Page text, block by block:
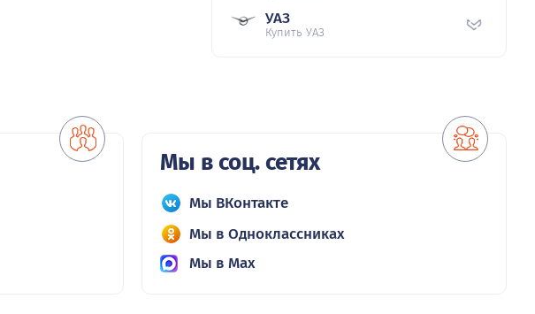
УАЗ
Купить УАЗ
Мы в соц. сетях
Мы ВКонтакте
Мы в Одноклассниках
Мы в Max